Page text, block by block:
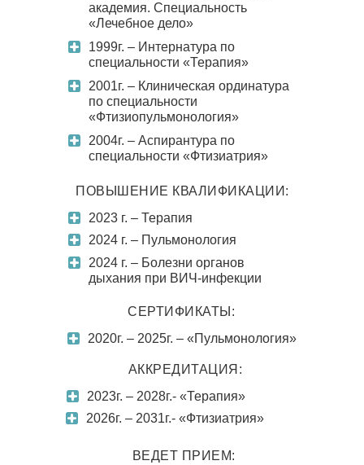
академия. Специальность
«Лечебное дело»
1999г. – Интернатура по
специальности «Терапия»
2001г. – Клиническая ординатура
по специальности
«Фтизиопульмонология»
2004г. – Аспирантура по
специальности «Фтизиатрия»
ВЕДЕТ ПРИЕМ:
СЕРТИФИКАТЫ:
2020г. – 2025г. – «Пульмонология»
2026г. – 2031г.- «Фтизиатрия»
2023г. – 2028г.- «Терапия»
АККРЕДИТАЦИЯ:
ПОВЫШЕНИЕ КВАЛИФИКАЦИИ:
2023 г. – Терапия
2024 г. – Болезни органов
дыхания при ВИЧ-инфекции
2024 г. – Пульмонология